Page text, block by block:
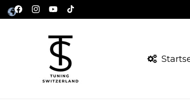
zum
Inhalt
FacebookInstagram
YouTubeTikTok